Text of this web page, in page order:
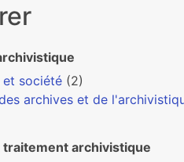
et société (2)
archives et de
traitement archivistique